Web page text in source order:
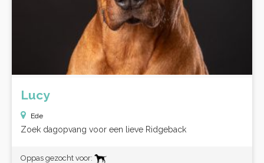
Lucy
Ede
Zoek dagopvang voor een lieve Ridgeback
Oppas gezocht voor: